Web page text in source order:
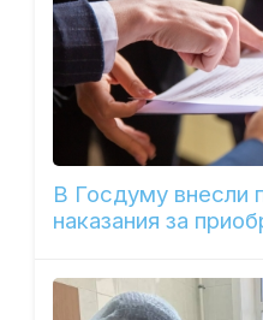
В Госдуму внесли
наказания за